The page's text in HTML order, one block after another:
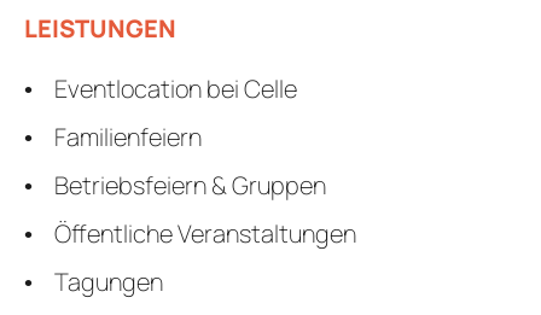
LEISTUNGEN
Eventlocation bei Celle
Familienfeiern
Betriebsfeiern & Gruppen
Öffentliche Veranstaltungen
Tagungen